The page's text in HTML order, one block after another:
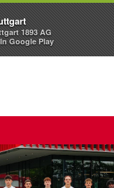
1893 AG
Google Play